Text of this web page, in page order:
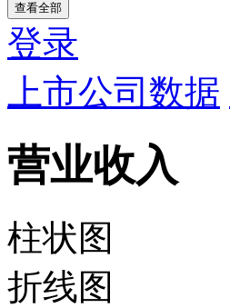
查看全部
登录
上市公司数据
营业收入
柱状图
折线图